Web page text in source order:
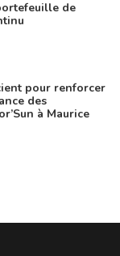
de
pour renforcer
des
à Maurice